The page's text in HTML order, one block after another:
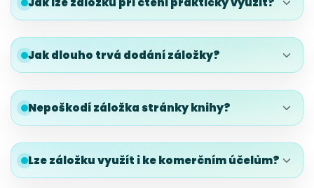
Jak dlouho trvá dodání záložky?
Nepoškodí záložka stránky knihy?
Lze záložku využít i ke komerčním účelům?